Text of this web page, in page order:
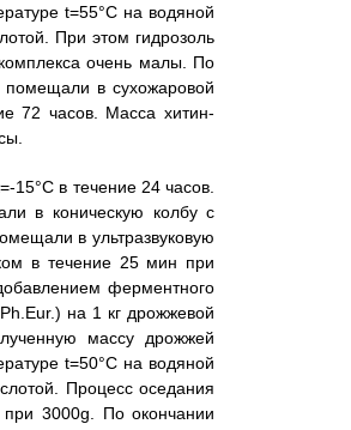
t=55°C на водяной
При этом гидрозоль
комплекса очень малы. По
помещали в сухожаровой
72 часов. Масса хитин-
в течение 24 часов.
в коническую колбу с
в ультразвуковую
в течение 25 мин при
ферментного
на 1 кг дрожжевой
массу дрожжей
t=50°C на водяной
Процесс оседания
при 3000g. По окончании